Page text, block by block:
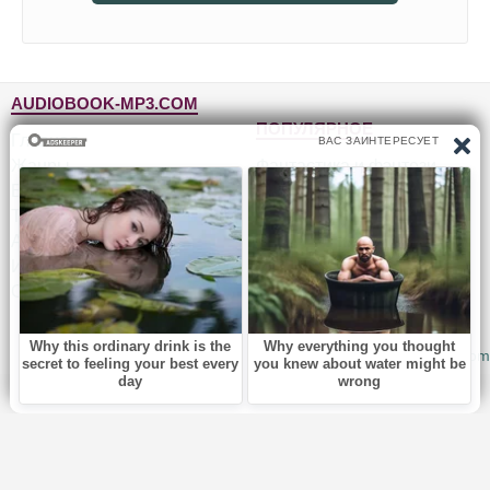
AUDIOBOOK-MP3.COM
Главная
Жанры
Блог
Топ-100
Авторы
Исполнители
Обратная связь
ПОПУЛЯРНОЕ
Фантастика и фэнтези
Детективы, триллеры
Для детей
Роман, проза
Приключения
Юмор, сатира
© 2010-2026Audiobook-mp3.com